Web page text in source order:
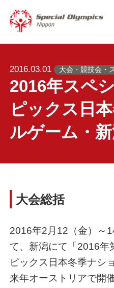
2016.03.01 大会・競技会・
2016年スペ
ピックス日
ルゲーム・
大会総括
2016年2月12（金）～
て、新潟にて「2016年
ピックス日本冬季ナシ
来年オーストリアで開